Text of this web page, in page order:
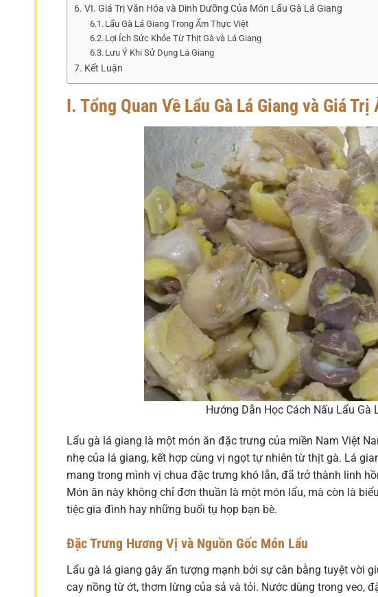
VI. Giá Trị Văn Hóa và Dinh Dưỡng Của Món Lẩu Gà Lá Giang
Lẩu Gà Lá Giang Trong Ẩm Thực Việt
Lợi Ích Sức Khỏe Từ Thịt Gà và Lá Giang
Lưu Ý Khi Sử Dụng Lá Giang
Kết Luận
I. Tổng Quan Về Lẩu Gà Lá Giang và Giá Trị
Hướng Dẫn Học Cách Nấu Lẩu Gà
Lẩu gà lá giang là một món ăn đặc trưng của miền Nam Việt
nhẹ của lá giang, kết hợp cùng vị ngọt tự nhiên từ thịt gà. Lá
mang trong mình vị chua đặc trưng khó lẫn, đã trở thành linh
Món ăn này không chỉ đơn thuần là một món lẩu, mà còn là
tiệc gia đình hay những buổi tụ họp bạn bè.
Đặc Trưng Hương Vị và Nguồn Gốc Món Lẩu
Lẩu gà lá giang gây ấn tượng mạnh bởi sự cân bằng tuyệt vời
cay nồng từ ớt, thơm lừng của sả và tỏi. Nước dùng trong veo,